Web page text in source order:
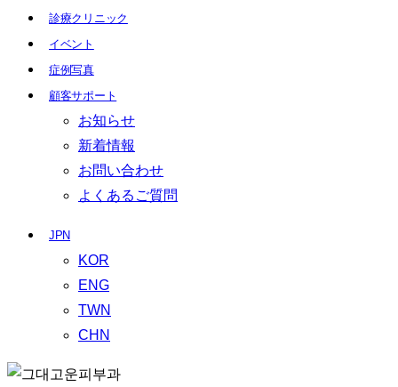
診療クリニック
イベント
症例写真
顧客サポート
お知らせ
新着情報
お問い合わせ
よくあるご質問
JPN
KOR
ENG
TWN
CHN